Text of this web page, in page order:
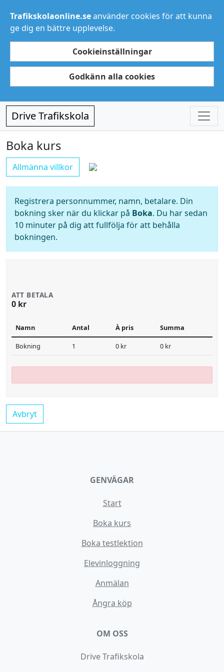
Trafikskolaonline.seanvänder cookies för att kunna
ge dig en bättre upplevelse.
Cookieinställningar
Godkänn alla cookies
Drive Trafikskola
Boka kurs
Allmänna villkor
Registrera personnummer, namn, betalare. Din
bokning sker när du klickar på Boka. Du har sedan
10 minuter på dig att fullfölja för att behålla
bokningen.
ATT BETALA
0 kr
Namn Antal À pris Summa
Bokning 1 0 kr 0 kr
Avbryt
GENVÄGAR
Start
Boka kurs
Boka testlektion
Elevinloggning
Anmälan
Ångra köp
OM OSS
Drive Trafikskola